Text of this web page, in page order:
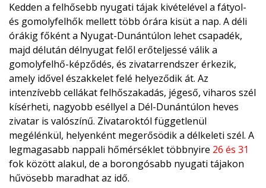
Kedden a felhősebb nyugati tájak kivételével a fátyol-
és gomolyfelhők mellett több órára kisüt a nap. A déli
órákig főként a Nyugat-Dunántúlon lehet csapadék,
majd délután délnyugat felől erőteljessé válik a
gomolyfelhő-képződés, és zivatarrendszer érkezik,
amely idővel északkelet felé helyeződik át. Az
intenzívebb cellákat felhőszakadás, jégeső, viharos szél
kísérheti, nagyobb eséllyel a Dél-Dunántúlon heves
zivatar is valószínű. Zivataroktól függetlenül
megélénkül, helyenként megerősödik a délkeleti szél. A
legmagasabb nappali hőmérséklet többnyire 26 és 31
fok között alakul, de a borongósabb nyugati tájakon
hűvösebb maradhat az idő.